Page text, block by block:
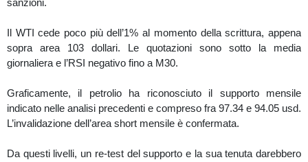
sanzioni.
Il WTI cede poco più dell’1% al momento della scrittura, appena
sopra area 103 dollari. Le quotazioni sono sotto la media
giornaliera e l’RSI negativo fino a M30.
Graficamente, il petrolio ha riconosciuto il supporto mensile
indicato nelle analisi precedenti e compreso fra 97.34 e 94.05 usd.
L’invalidazione dell’area short mensile è confermata.
Da questi livelli, un re-test del supporto e la sua tenuta darebbero